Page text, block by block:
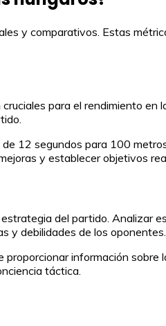
y comparativos. Estas
para el rendimiento
12 segundos para 100
y establecer objetivos
del partido. Analizar
y debilidades de los oponentes.
información sobre
táctica.